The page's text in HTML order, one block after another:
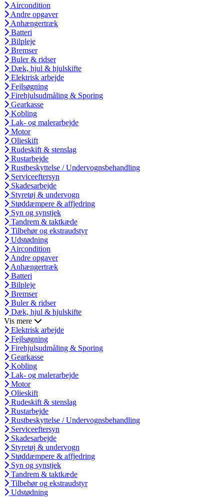
Aircondition
Andre opgaver
Anhængertræk
Batteri
Bilpleje
Bremser
Buler & ridser
Dæk, hjul & hjulskifte
Elektrisk arbejde
Fejlsøgning
Firehjulsudmåling & Sporing
Gearkasse
Kobling
Lak- og malerarbejde
Motor
Olieskift
Rudeskift & stenslag
Rustarbejde
Rustbeskyttelse / Undervognsbehandling
Serviceeftersyn
Skadesarbejde
Styretøj & undervogn
Støddæmpere & affjedring
Syn og synstjek
Tandrem & taktkæde
Tilbehør og ekstraudstyr
Udstødning
Aircondition
Andre opgaver
Anhængertræk
Batteri
Bilpleje
Bremser
Buler & ridser
Dæk, hjul & hjulskifte
Vis mere
Elektrisk arbejde
Fejlsøgning
Firehjulsudmåling & Sporing
Gearkasse
Kobling
Lak- og malerarbejde
Motor
Olieskift
Rudeskift & stenslag
Rustarbejde
Rustbeskyttelse / Undervognsbehandling
Serviceeftersyn
Skadesarbejde
Styretøj & undervogn
Støddæmpere & affjedring
Syn og synstjek
Tandrem & taktkæde
Tilbehør og ekstraudstyr
Udstødning